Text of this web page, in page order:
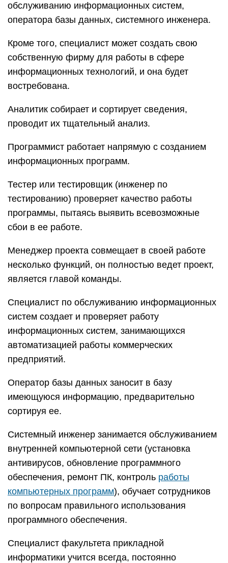
обслуживанию информационных систем,
оператора базы данных, системного инженера.
Кроме того, специалист может создать свою
собственную фирму для работы в сфере
информационных технологий, и она будет
востребована.
Аналитик собирает и сортирует сведения,
проводит их тщательный анализ.
Программист работает напрямую с созданием
информационных программ.
Тестер или тестировщик (инженер по
тестированию) проверяет качество работы
программы, пытаясь выявить всевозможные
сбои в ее работе.
Менеджер проекта совмещает в своей работе
несколько функций, он полностью ведет проект,
является главой команды.
Специалист по обслуживанию информационных
систем создает и проверяет работу
информационных систем, занимающихся
автоматизацией работы коммерческих
предприятий.
Оператор базы данных заносит в базу
имеющуюся информацию, предварительно
сортируя ее.
Системный инженер занимается обслуживанием
внутренней компьютерной сети (установка
антивирусов, обновление программного
обеспечения, ремонт ПК, контроль работы
компьютерных программ), обучает сотрудников
по вопросам правильного использования
программного обеспечения.
Специалист факультета прикладной
информатики учится всегда, постоянно